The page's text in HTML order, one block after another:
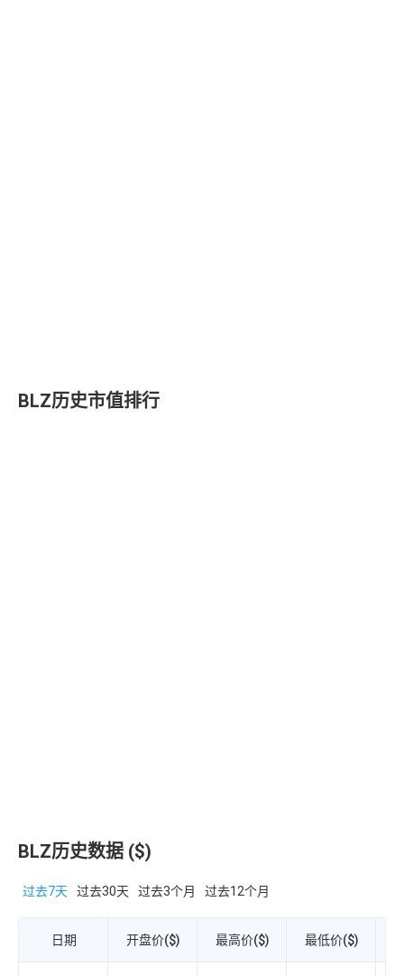
BLZ历史市值排行
BLZ历史数据 ($)
过去7天 过去30天 过去3个月 过去12个月
日期 开盘价($) 最高价($) 最低价($)